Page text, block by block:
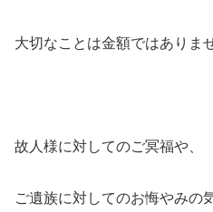
大切なことは金額ではありま
故人様に対してのご冥福や、
ご遺族に対してのお悔やみの